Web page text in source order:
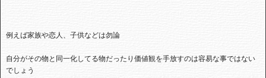
例えば家族や恋人、子供などは勿論
自分がその物と同一化してる物だったり価値観を手放すのは容易な事ではない
でしょう